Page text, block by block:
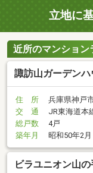
立地に
近所のマンション
諏訪山ガーデン
住 所
兵庫県神戸
交 通
JR東海道本
総戸数
4戸
築年月
昭和50年2月
ビラユニオン山の